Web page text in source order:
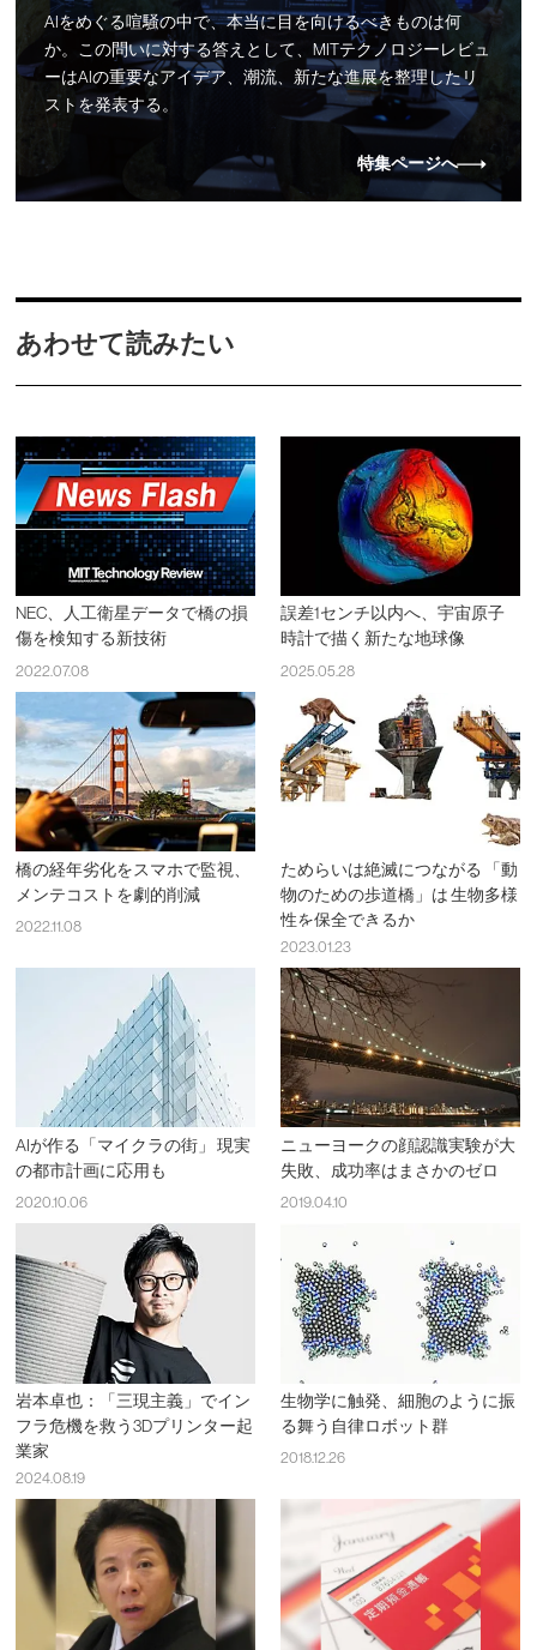
AIをめぐる喧騒の中で、本当に目を向けるべきものは何
か。この問いに対する答えとして、MITテクノロジーレビュ
ーはAIの重要なアイデア、潮流、新たな進展を整理したリ
ストを発表する。
特集ページへ
あわせて読みたい
NEC、人工衛星データで橋の損
傷を検知する新技術
2022.07.08
誤差1センチ以内へ、宇宙原子
時計で描く新たな地球像
2025.05.28
橋の経年劣化をスマホで監視、
メンテコストを劇的削減
2022.11.08
ためらいは絶滅につながる 「動
物のための歩道橋」は 生物多様
性を保全できるか
2023.01.23
AIが作る「マイクラの街」 現実
の都市計画に応用も
2020.10.06
ニューヨークの顔認識実験が大
失敗、成功率はまさかのゼロ
2019.04.10
岩本卓也：「三現主義」でイン
フラ危機を救う3Dプリンター起
業家
2024.08.19
生物学に触発、細胞のように振
る舞う自律ロボット群
2018.12.26